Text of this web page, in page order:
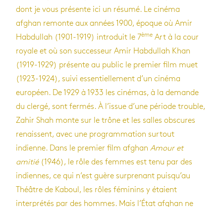
dont je vous présente ici un résumé. Le cinéma
afghan remonte aux années 1900, époque où Amir
Habdullah (1901-1919) introduit le 7ème Art à la cour
royale et où son successeur Amir Habdullah Khan
(1919-1929) présente au public le premier film muet
(1923-1924), suivi essentiellement d’un cinéma
européen. De 1929 à 1933 les cinémas, à la demande
du clergé, sont fermés. À l’issue d’une période trouble,
Zahir Shah monte sur le trône et les salles obscures
renaissent, avec une programmation surtout
indienne. Dans le premier film afghan Amour et
amitié(1946), le rôle des femmes est tenu par des
indiennes, ce qui n’est guère surprenant puisqu’au
Théâtre de Kaboul, les rôles féminins y étaient
interprétés par des hommes. Mais l’État afghan ne